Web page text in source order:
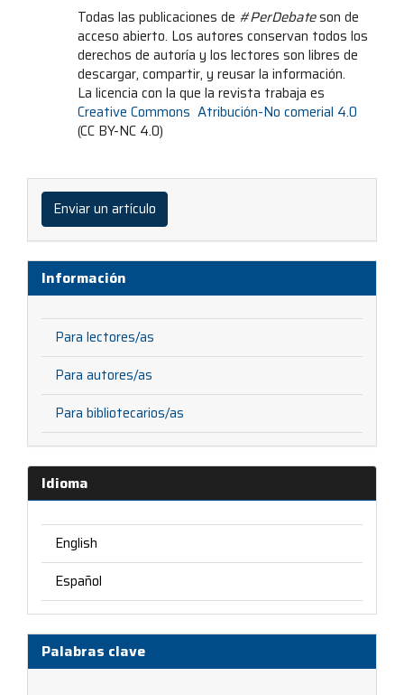
Todas las publicaciones de #PerDebateson de
acceso abierto. Los autores conservan todos los
derechos de autoría y los lectores son libres de
descargar, compartir, y reusar la información.
La licencia con la que la revista trabaja es
Creative Commons Atribución-No comerial 4.0
(CC BY-NC 4.0)
Enviar
artículoEnviar un artículo
Información
Para lectores/as
Para autores/as
Para bibliotecarios/as
Idioma
English
Español
Palabras clave